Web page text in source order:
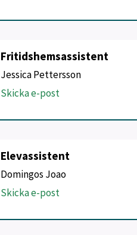
Fritidshemsassistent
Jessica Pettersson
Skicka e-post
Elevassistent
Domingos Joao
Skicka e-post